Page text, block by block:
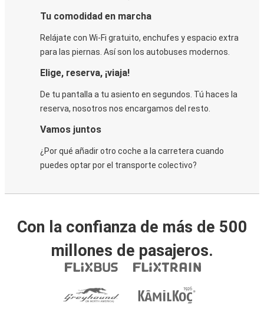
Tu comodidad en marcha
Relájate con Wi-Fi gratuito, enchufes y espacio extra
para las piernas. Así son los autobuses modernos.
Elige, reserva, ¡viaja!
De tu pantalla a tu asiento en segundos. Tú haces la
reserva, nosotros nos encargamos del resto.
Vamos juntos
¿Por qué añadir otro coche a la carretera cuando
puedes optar por el transporte colectivo?
Con la confianza de más de 500
millones de pasajeros.